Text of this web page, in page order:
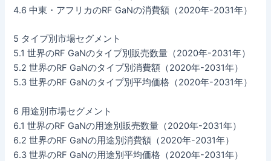
4.6 中東・アフリカのRF GaNの消費額（2020年-2031年）
5 タイプ別市場セグメント
5.1 世界のRF GaNのタイプ別販売数量（2020年-2031年）
5.2 世界のRF GaNのタイプ別消費額（2020年-2031年）
5.3 世界のRF GaNのタイプ別平均価格（2020年-2031年）
6 用途別市場セグメント
6.1 世界のRF GaNの用途別販売数量（2020年-2031年）
6.2 世界のRF GaNの用途別消費額（2020年-2031年）
6.3 世界のRF GaNの用途別平均価格（2020年-2031年）